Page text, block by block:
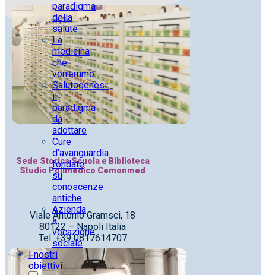
paradigma
della
salute
La
medicina
che
vorremmo
Salutogenesi:
il
paradigma
da
adottare
Cure
d’avanguardia
fondate
su
conoscenze
antiche
Azienda
a
vocazione
sociale
I nostri
obiettivi
Sede Storica Scuola e Biblioteca
Studio Polimedico Cemonmed
Viale Antonio Gramsci, 18
80122 – Napoli Italia
Tel. +39 0817614707